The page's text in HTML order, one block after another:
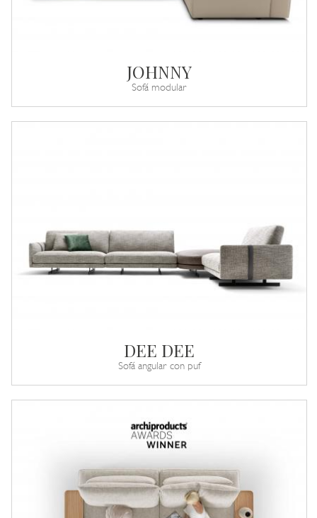
JOHNNY
Sofá modular
DEE DEE
Sofá angular con puf